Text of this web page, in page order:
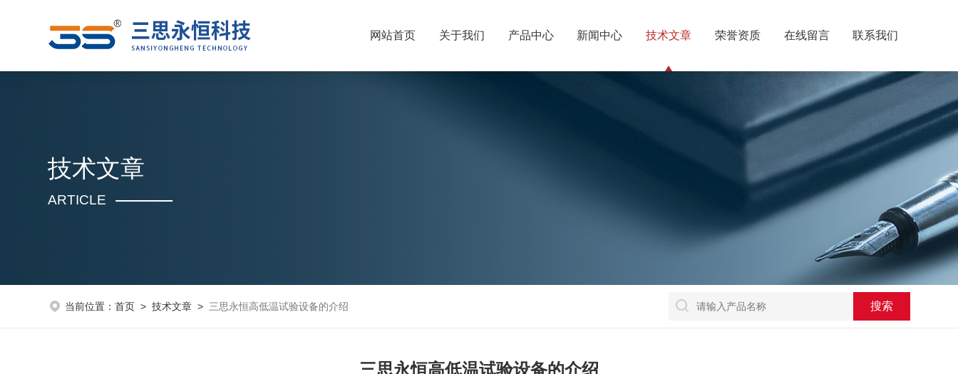
网站首页 关于我们 产品中心 新闻中心 技术文章 荣誉资质 在线留言 联系我们
技术文章
ARTICLE
当前位置：首页 >技术文章 > 三思永恒高低温试验设备的介绍
三思永恒高低温试验设备的介绍